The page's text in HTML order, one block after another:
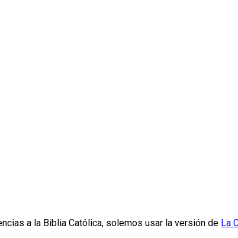
a la Biblia Católica, solemos usar la versión de La